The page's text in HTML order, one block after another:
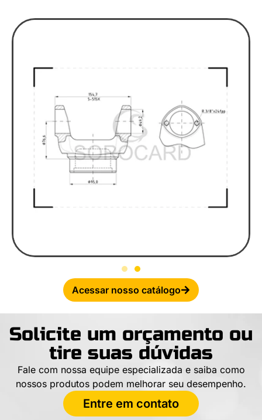
Acessar nosso catálogo
Solicite um orçamento ou
tire suas dúvidas
Fale com nossa equipe especializada e saiba como
nossos produtos podem melhorar seu desempenho.
Entre em contato